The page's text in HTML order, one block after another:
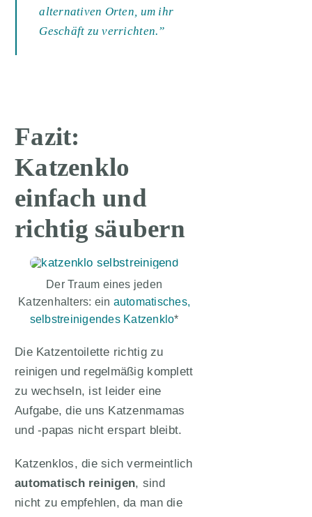
alternativen Orten, um ihr
Geschäft zu verrichten.”
Fazit:
Katzenklo
einfach und
richtig säubern
Der Traum eines jeden
Katzenhalters: ein automatisches,
selbstreinigendes Katzenklo*
Die Katzentoilette richtig zu
reinigen und regelmäßig komplett
zu wechseln, ist leider eine
Aufgabe, die uns Katzenmamas
und -papas nicht erspart bleibt.
Katzenklos, die sich vermeintlich
automatisch reinigen, sind
nicht zu empfehlen, da man die